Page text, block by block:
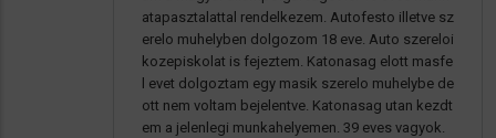
atapasztalattal rendelkezem. Autofesto illetve sz
erelo muhelyben dolgozom 18 eve. Auto szereloi
kozepiskolat is fejeztem. Katonasag elott masfe
l evet dolgoztam egy masik szerelo muhelybe de
ott nem voltam bejelentve. Katonasag utan kezdt
em a jelenlegi munkahelyemen. 39 eves vagyok.